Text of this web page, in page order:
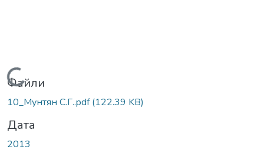
Вантажиться...
Файли
10_Мунтян С.Г..pdf(122.39 KB)
Дата
2013